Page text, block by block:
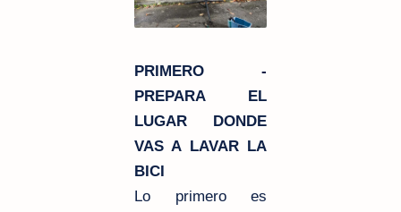
PRIMERO -
PREPARA EL
LUGAR DONDE
VAS A LAVAR LA
BICI
Lo primero es